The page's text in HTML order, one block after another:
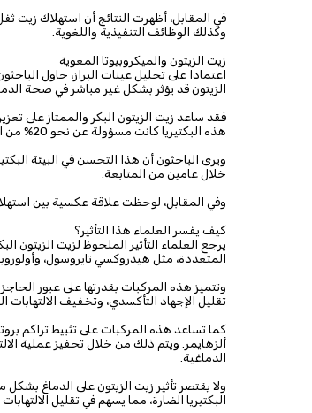
في المقابل، أظهرت النتائج أن استهلاك زيت
وكذلك الوظائف التنفيذية واللغوية.
زيت الزيتون والميكروبيوتا المعوية
اعتمادا على تحليل عينات البراز، حاول
الزيتون قد يؤثر بشكل غير مباشر في صحة
فقد ساعد زيت الزيتون البكر والممتاز على
هذه البكتيريا كانت مسؤولة عن نحو 20% من التأثير الكلي لزيت الزيتون على الوظائف الإدراكية.
ويرى الباحثون أن هذا التحسن في البيئة
خلال عامين من المتابعة.
وفي المقابل، لوحظت علاقة عكسية بين
كيف يفسر العلماء هذا التأثير؟
يرجع العلماء التأثير الملحوظ لزيت الزيتون
المتعددة، مثل هيدروكسي تايروسول،
وتتميز هذه المركبات بقدرتها على عبور
تقليل الإجهاد التأكسدي، وتخفيف الالتهابات
كما تساعد هذه المركبات على تثبيط تراكم
ألزهايمر. ويتم ذلك من خلال تحفيز عملية
الدماغية.
ولا يقتصر تأثير زيت الزيتون على الدماغ بشكل
البكتيريا الضارة، مما يسهم في تقليل